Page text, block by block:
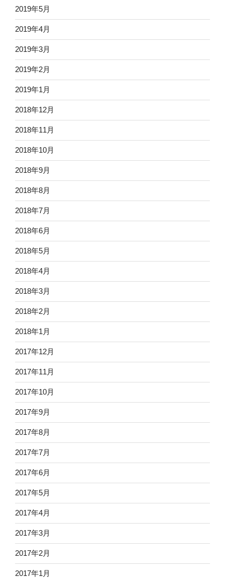
2019年5月
2019年4月
2019年3月
2019年2月
2019年1月
2018年12月
2018年11月
2018年10月
2018年9月
2018年8月
2018年7月
2018年6月
2018年5月
2018年4月
2018年3月
2018年2月
2018年1月
2017年12月
2017年11月
2017年10月
2017年9月
2017年8月
2017年7月
2017年6月
2017年5月
2017年4月
2017年3月
2017年2月
2017年1月